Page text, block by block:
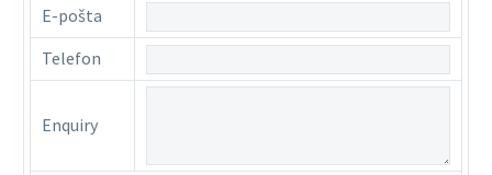
E-pošta
Telefon
Enquiry